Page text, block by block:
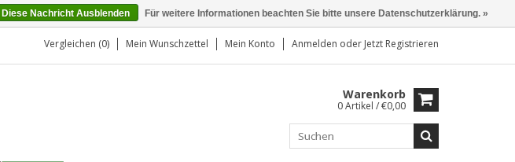
Vergleichen (0) Mein Wunschzettel Mein Konto Anmelden oder Jetzt Registrieren
Warenkorb
0 Artikel / €0,00
Diese Nachricht Ausblenden Für weitere Informationen beachten Sie bitte unsere Datenschutzerklärung. »